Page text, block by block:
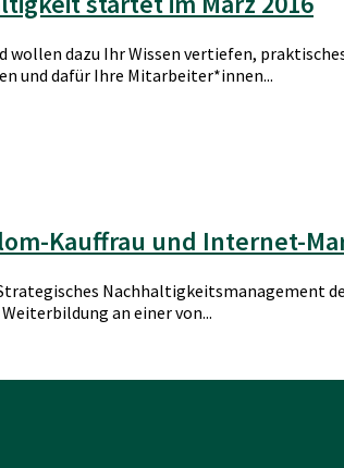
dazu Ihr Wissen vertiefen,
und dafür Ihre Mitarbeiter*innen...
Kauffrau und Internet-
Nachhaltigkeitsmanagement
an einer von...